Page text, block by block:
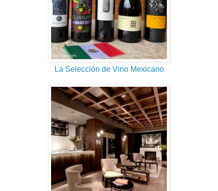
La Selección de Vino Mexicano